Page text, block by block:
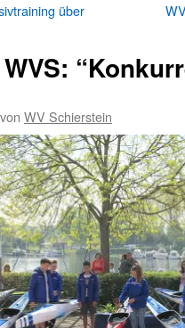
über
von WV Schierstein